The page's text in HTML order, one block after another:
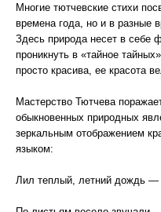
Многие тютчевские стихи
времена года, но и в разные
Здесь природа несет в себе
проникнуть в «тайное
просто красива, ее красота
Мастерство Тютчева
обыкновенных природных
зеркальным отображением
языком:
Лил теплый, летний дождь —